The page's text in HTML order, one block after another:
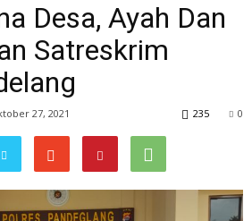
Desa, Ayah Dan
Satreskrim
27, 2021 0
235